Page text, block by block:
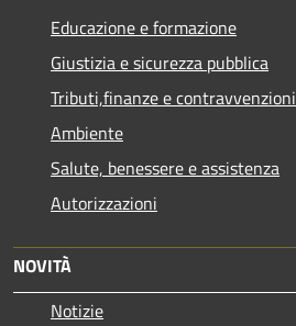
Educazione e formazione
Giustizia e sicurezza pubblica
Tributi,finanze e contravvenzioni
Ambiente
Salute, benessere e assistenza
Autorizzazioni
NOVITÀ
Notizie